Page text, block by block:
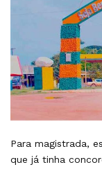
Para magistrada,
que já tinha